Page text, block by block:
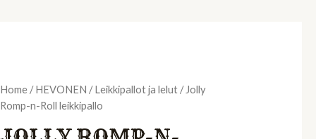
Home/HEVONEN /Leikkipallot ja lelut/ Jolly
Romp-n-Roll leikkipallo